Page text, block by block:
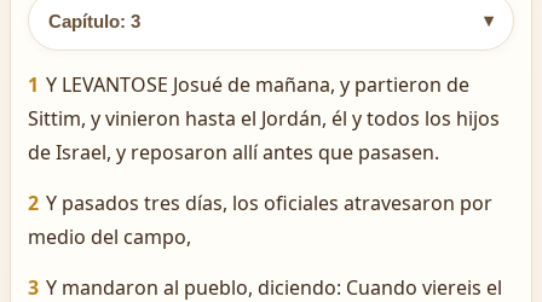
Capítulo: 3 ▾
1 Y LEVANTOSE Josué de mañana, y partieron de
Sittim, y vinieron hasta el Jordán, él y todos los hijos
de Israel, y reposaron allí antes que pasasen.
2 Y pasados tres días, los oficiales atravesaron por
medio del campo,
3 Y mandaron al pueblo, diciendo: Cuando viereis el